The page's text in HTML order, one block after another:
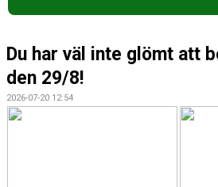
Du har väl inte glömt att
den 29/8!
2026-07-20 12:54